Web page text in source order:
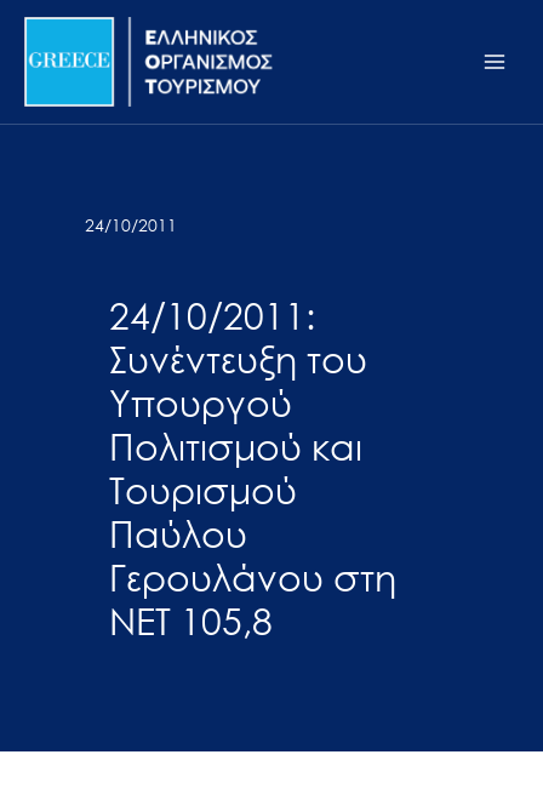
Σημείωση:
ιστότοπος
προσβασιμότητας.
Μετάβαση
περιεχόμενο
24/10/2011
24/10/2011:
Συνέντευξη του
Υπουργού
Πολιτισμού και
Τουρισμού
Παύλου
Γερουλάνου στη
ΝΕΤ 105,8